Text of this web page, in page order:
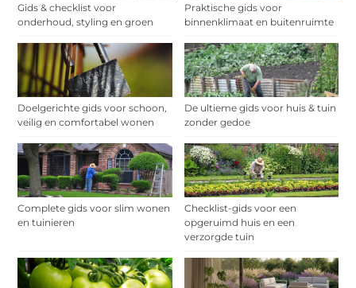
Gids & checklist voor
onderhoud, styling en groen
Praktische gids voor
binnenklimaat en buitenruimte
Doelgerichte gids voor schoon,
veilig en comfortabel wonen
De ultieme gids voor huis & tuin
zonder gedoe
Complete gids voor slim wonen
en tuinieren
Checklist-gids voor een
opgeruimd huis en een
verzorgde tuin